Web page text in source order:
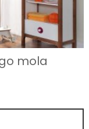
mola